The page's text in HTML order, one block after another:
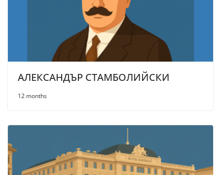
АЛЕКСАНДЪР СТАМБОЛИЙСКИ
12 months